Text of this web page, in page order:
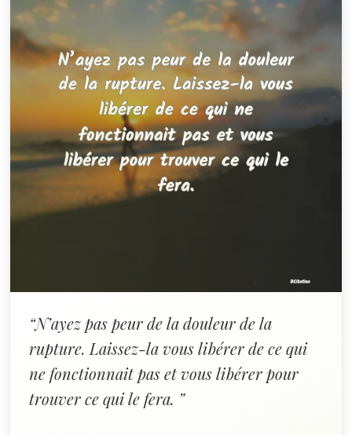
“N’ayez pas peur de la douleur de la
rupture. Laissez-la vous libérer de ce qui
ne fonctionnait pas et vous libérer pour
trouver ce qui le fera. ”